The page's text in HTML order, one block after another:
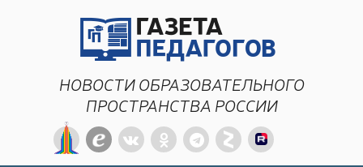
НОВОСТИ ОБРАЗОВАТЕЛЬНОГО
ПРОСТРАНСТВА РОССИИ